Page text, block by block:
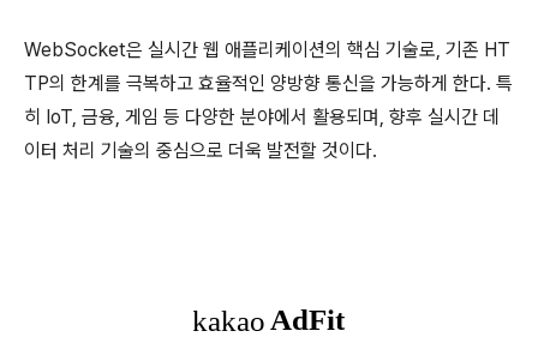
WebSocket은 실시간 웹 애플리케이션의 핵심 기술로, 기존 HT
TP의 한계를 극복하고 효율적인 양방향 통신을 가능하게 한다. 특
히 IoT, 금융, 게임 등 다양한 분야에서 활용되며, 향후 실시간 데
이터 처리 기술의 중심으로 더욱 발전할 것이다.